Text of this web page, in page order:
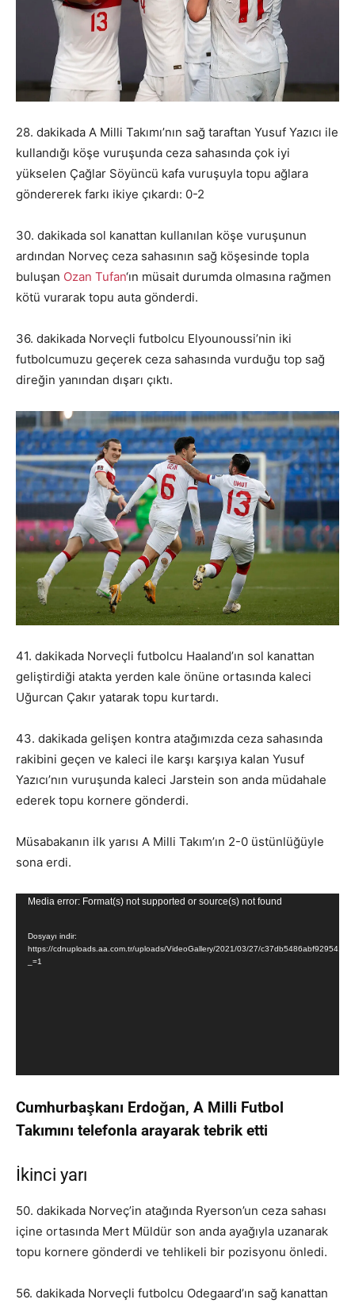
28. dakikada A Milli Takımı’nın sağ taraftan Yusuf Yazıcı ile
kullandığı köşe vuruşunda ceza sahasında çok iyi
yükselen Çağlar Söyüncü kafa vuruşuyla topu ağlara
göndererek farkı ikiye çıkardı: 0-2
30. dakikada sol kanattan kullanılan köşe vuruşunun
ardından Norveç ceza sahasının sağ köşesinde topla
buluşan Ozan Tufan‘ın müsait durumda olmasına rağmen
kötü vurarak topu auta gönderdi.
36. dakikada Norveçli futbolcu Elyounoussi’nin iki
futbolcumuzu geçerek ceza sahasında vurduğu top sağ
direğin yanından dışarı çıktı.
41. dakikada Norveçli futbolcu Haaland’ın sol kanattan
geliştirdiği atakta yerden kale önüne ortasında kaleci
Uğurcan Çakır yatarak topu kurtardı.
43. dakikada gelişen kontra atağımızda ceza sahasında
rakibini geçen ve kaleci ile karşı karşıya kalan Yusuf
Yazıcı’nın vuruşunda kaleci Jarstein son anda müdahale
ederek topu kornere gönderdi.
Müsabakanın ilk yarısı A Milli Takım’ın 2-0 üstünlüğüyle
sona erdi.
Video
Media error: Format(s) not supported or source(s) not found
Dosyayı indir:
https://cdnuploads.aa.com.tr/uploads/VideoGallery/2021/03/27/
_=1
Cumhurbaşkanı Erdoğan, A Milli Futbol
Takımını telefonla arayarak tebrik etti
İkinci yarı
50. dakikada Norveç’in atağında Ryerson’un ceza sahası
içine ortasında Mert Müldür son anda ayağıyla uzanarak
topu kornere gönderdi ve tehlikeli bir pozisyonu önledi.
56. dakikada Norveçli futbolcu Odegaard’ın sağ kanattan